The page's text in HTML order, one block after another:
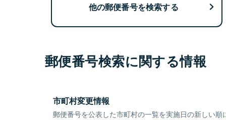
他の郵便番号を検索する
郵便番号検索に関する情報
市町村変更情報
郵便番号を公表した市町村の一覧を実施日の新しい順